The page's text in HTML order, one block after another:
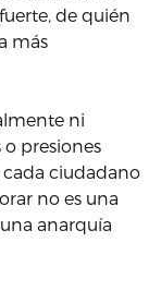
de quién
más
ni
o presiones
ciudadano
no es una
anarquía